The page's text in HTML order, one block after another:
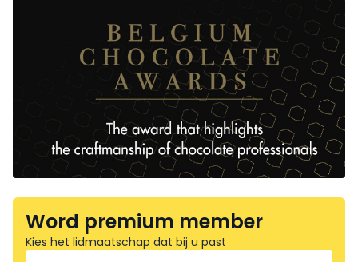
Word premium member
Kies het lidmaatschap dat bij u past